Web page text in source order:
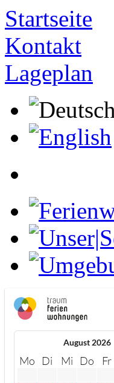
Startseite
Kontakt
Lageplan
August 2026
Mo Di Mi Do Fr